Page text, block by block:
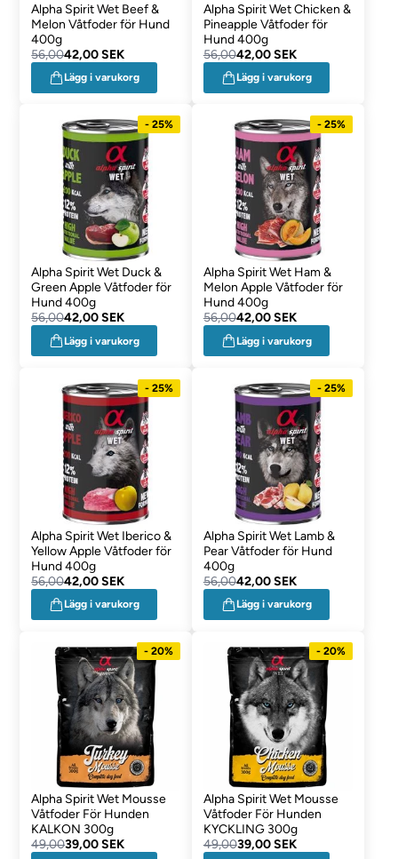
Alpha Spirit Wet Beef &
Melon Våtfoder för Hund
400g
56,0042,00 SEK
Lägg i varukorg
Alpha Spirit Wet Chicken &
Pineapple Våtfoder för
Hund 400g
56,0042,00 SEK
Lägg i varukorg
- 25%
Alpha Spirit Wet Duck &
Green Apple Våtfoder för
Hund 400g
56,0042,00 SEK
Lägg i varukorg
- 25%
Alpha Spirit Wet Ham &
Melon Apple Våtfoder för
Hund 400g
56,0042,00 SEK
Lägg i varukorg
- 25%
Alpha Spirit Wet Iberico &
Yellow Apple Våtfoder för
Hund 400g
56,0042,00 SEK
Lägg i varukorg
- 25%
Alpha Spirit Wet Lamb &
Pear Våtfoder för Hund
400g
56,0042,00 SEK
Lägg i varukorg
- 20%
Alpha Spirit Wet Mousse
Våtfoder För Hunden
KALKON 300g
49,0039,00 SEK
- 20%
Alpha Spirit Wet Mousse
Våtfoder För Hunden
KYCKLING 300g
49,0039,00 SEK